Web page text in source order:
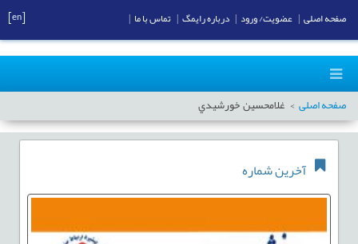
صفحه اصلی غلامحسين خورشيدي
آخرین شماره
صفحه اصلی عضویت/ ورود درباره رایمگ تماس با ما